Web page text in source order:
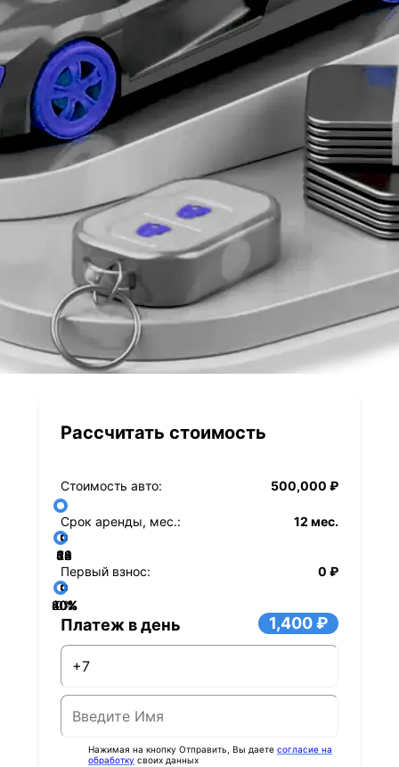
Рассчитать стоимость
Стоимость авто: 500,000 ₽
Срок аренды, мес.: 12 мес.
12
24
36
48
60
72
84
Первый взнос:
0 ₽
0%
20%
40%
60%
80%
Платеж в день 1,400 ₽
Нажимая на кнопку Отправить, Вы даете согласие на
обработку своих данных